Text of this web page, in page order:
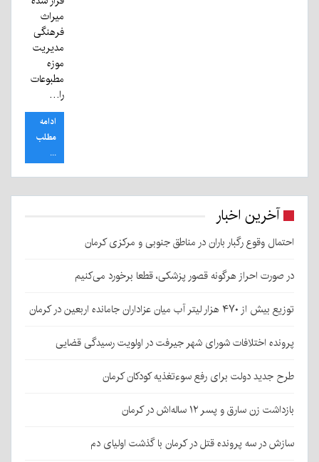
میراث
فرهنگی
مدیریت
موزه
مطبوعات
را…
ادامه
مطلب
...
آخرین اخبار
احتمال وقوع رگبار باران در مناطق جنوبی و مرکزی کرمان
در صورت احراز هرگونه قصور پزشکی، قطعا برخورد می‌کنیم
توزیع بیش از ۴۷۰ هزار لیتر آب میان عزاداران جامانده اربعین در کرمان
پرونده اختلافات شورای شهر جیرفت در اولویت رسیدگی قضایی
طرح جدید دولت برای رفع سوءتغذیه کودکان کرمان
بازداشت زن سارق و پسر ۱۲ ساله‌اش در کرمان
سازش در سه پرونده قتل در کرمان با گذشت اولیای دم